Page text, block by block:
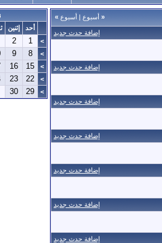
« أسبوع | أسبوع »
إضافة حدث جديد
إضافة حدث جديد
إضافة حدث جديد
إضافة حدث جديد
إضافة حدث جديد
إضافة حدث جديد
إضافة حدث جديد
أحد إثنين
>
1
2
>
8
9
>
15
16
>
22
23
>
29
30